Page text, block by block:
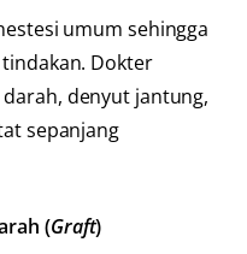
umum sehingga
Dokter
denyut jantung,
sepanjang
(Graft)